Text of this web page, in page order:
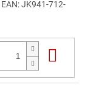
EAN:JK941-712-